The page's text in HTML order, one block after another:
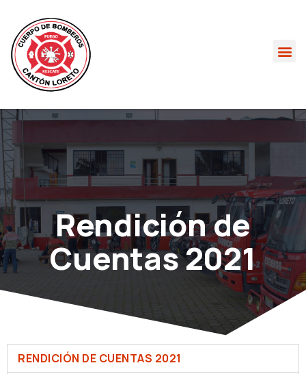
Rendición de
Cuentas 2021
RENDICIÓN DE CUENTAS 2021